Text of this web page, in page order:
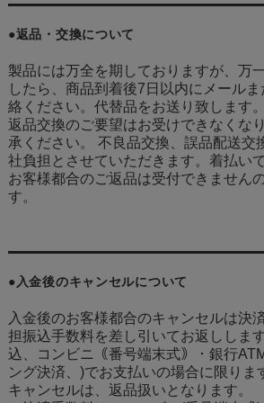
●返品・交換について
製品には万全を期しておりますが、万
したら、商品到着後7日以内にメール
絡ください。代替品をお送り致します
返品交換のご要望はお受けできなくな
承ください。 不良品交換、誤品配送交
社負担とさせていただきます。着払い
お客様都合のご返品は受付できません
す。
●入金後のキャンセルについて
入金後のお客様都合のキャンセルは決
担振込手数料を差し引いてお返ししま
込、コンビニ｟番号端末式｠・銀行
ング決済、 )でお支払いの場合に限りま
キャンセルは、返品扱いとなります。